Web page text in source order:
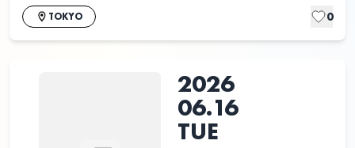
TOKYO 0
2026
06.16
TUE